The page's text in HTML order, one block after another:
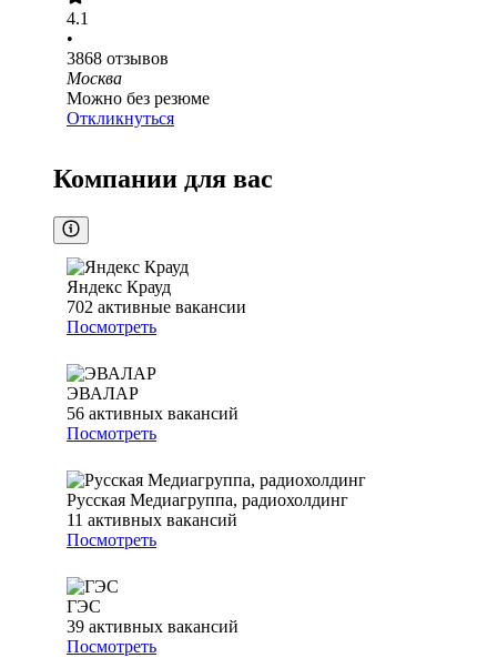
4.1
•
3868 отзывов
Москва
Можно без резюме
Откликнуться
Компании для вас
Яндекс Крауд
702 активные вакансии
Посмотреть
ЭВАЛАР
56 активных вакансий
Посмотреть
Русская Медиагруппа, радиохолдинг
11 активных вакансий
Посмотреть
ГЭС
39 активных вакансий
Посмотреть